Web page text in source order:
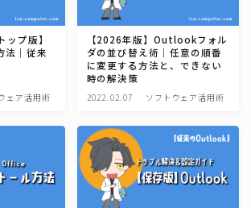
プ版】
法｜従来
ェア活用術
【2026年版】Outlookフォル
ダの並び替え術｜任意の順番
に変更する方法と、できない
時の解決策
2022.02.07 ソフトウェア活用術